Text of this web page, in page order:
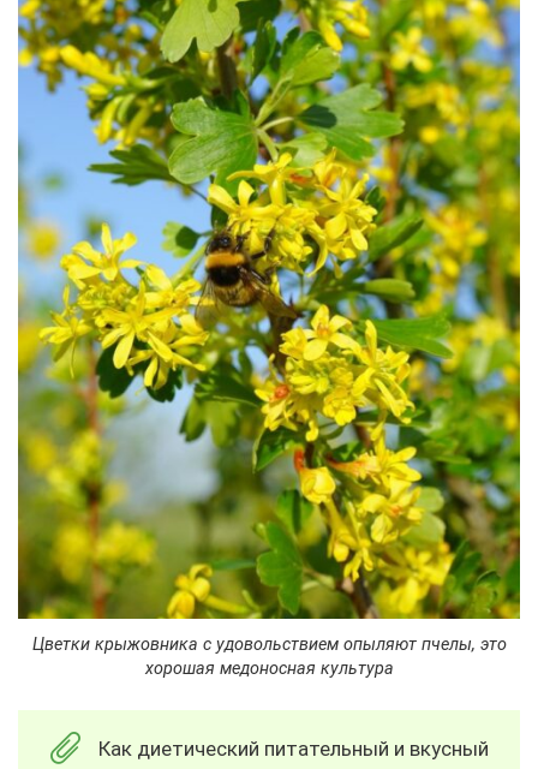
Цветки крыжовника с удовольствием опыляют пчелы, это
хорошая медоносная культура
Как диетический питательный и вкусный